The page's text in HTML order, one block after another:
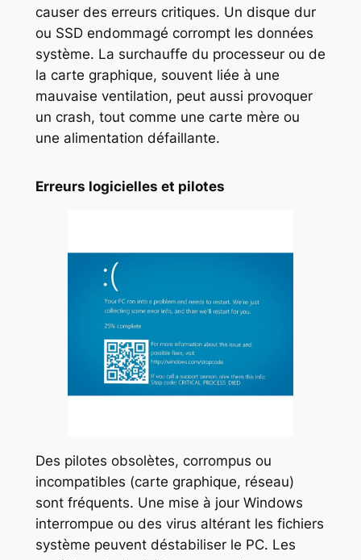
causer des erreurs critiques. Un disque dur
ou SSD endommagé corrompt les données
système. La surchauffe du processeur ou de
la carte graphique, souvent liée à une
mauvaise ventilation, peut aussi provoquer
un crash, tout comme une carte mère ou
une alimentation défaillante.
Erreurs logicielles et pilotes
Des pilotes obsolètes, corrompus ou
incompatibles (carte graphique, réseau)
sont fréquents. Une mise à jour Windows
interrompue ou des virus altérant les fichiers
système peuvent déstabiliser le PC. Les